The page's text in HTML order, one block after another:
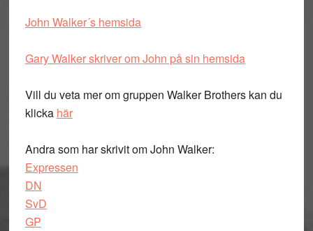
John Walker´s hemsida
Gary Walker skriver om John på sin hemsida
Vill du veta mer om gruppen Walker Brothers kan du
klicka här
Andra som har skrivit om John Walker:
Expressen
DN
SvD
GP